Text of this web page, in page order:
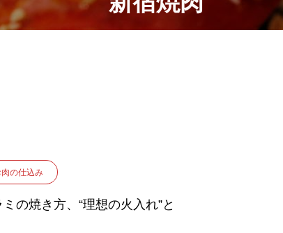
の仕込み
の焼き方、“理想の火入れ”と